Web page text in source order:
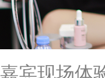
嘉宾现场体